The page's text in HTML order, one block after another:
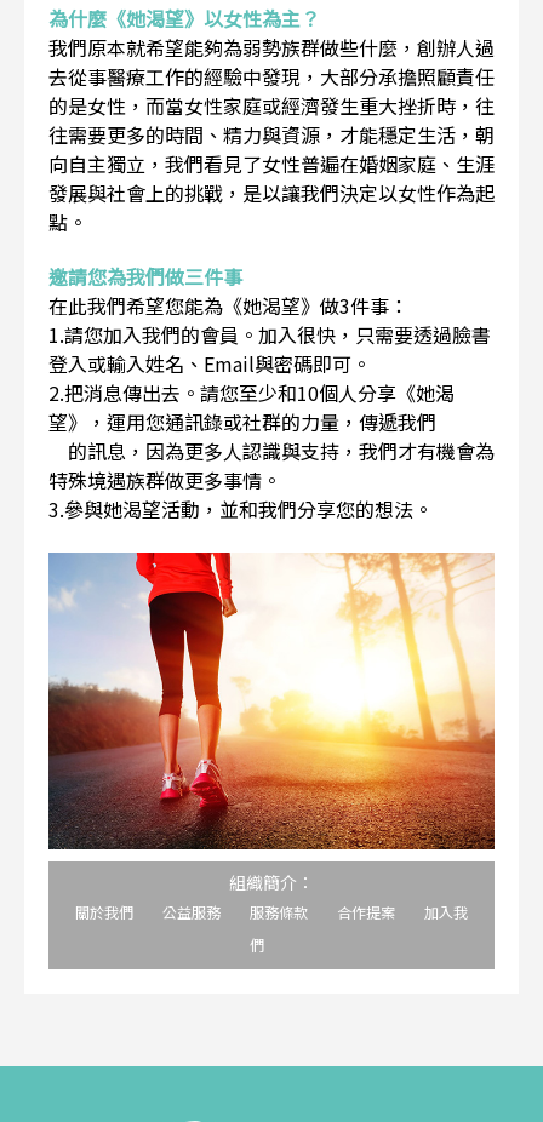
為什麼《她渴望》以女性為主？
我們原本就希望能夠為弱勢族群做些什麼，創辦人過
去從事醫療工作的經驗中發現，大部分承擔照顧責任
的是女性，而當女性家庭或經濟發生重大挫折時，往
往需要更多的時間、精力與資源，才能穩定生活，朝
向自主獨立，我們看見了女性普遍在婚姻家庭、生涯
發展與社會上的挑戰，是以讓我們決定以女性作為起
點。
邀請您為我們做三件事
在此我們希望您能為《她渴望》做3件事：
1.請您加入我們的會員。加入很快，只需要透過臉書
登入或輸入姓名、Email與密碼即可。
2.把消息傳出去。請您至少和10個人分享《她渴
望》，運用您通訊錄或社群的力量，傳遞我們
的訊息，因為更多人認識與支持，我們才有機會為
特殊境遇族群做更多事情。
3.參與她渴望活動，並和我們分享您的想法。
組織簡介：
關於我們 公益服務 服務條款 合作提案
加入我
們